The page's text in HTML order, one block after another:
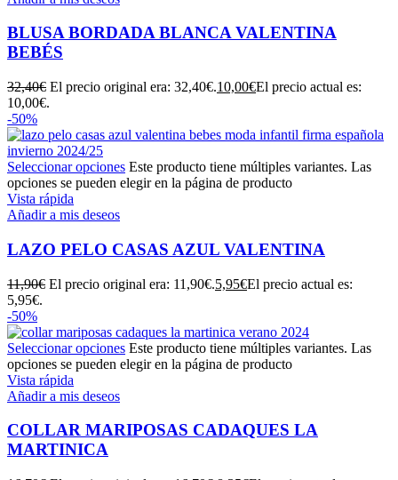
BLUSA BORDADA BLANCA VALENTINA
BEBÉS
32,40€ El precio original era: 32,40€.10,00€El precio actual es:
10,00€.
-50%
Seleccionar opciones Este producto tiene múltiples variantes. Las
opciones se pueden elegir en la página de producto
Vista rápida
Añadir a mis deseos
LAZO PELO CASAS AZUL VALENTINA
11,90€ El precio original era: 11,90€.5,95€El precio actual es:
5,95€.
-50%
Seleccionar opciones Este producto tiene múltiples variantes. Las
opciones se pueden elegir en la página de producto
Vista rápida
Añadir a mis deseos
COLLAR MARIPOSAS CADAQUES LA
MARTINICA